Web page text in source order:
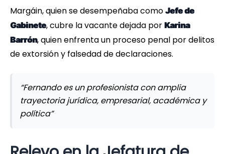
Margáin, quien se desempeñaba como Jefe de
Gabinete, cubre la vacante dejada por Karina
Barrón, quien enfrenta un proceso penal por delitos
de extorsión y falsedad de declaraciones.
“Fernando es un profesionista con amplia
trayectoria jurídica, empresarial, académica y
política”